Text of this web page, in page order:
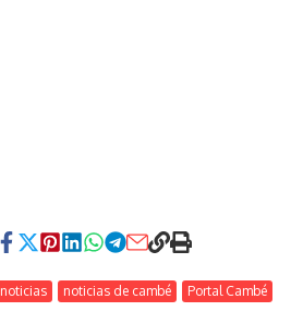
noticias noticias de cambé Portal Cambé